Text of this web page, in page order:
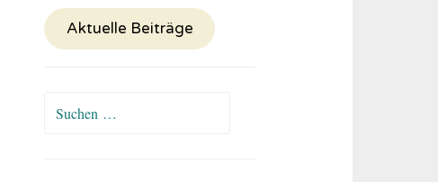
Aktuelle Beiträge
Suchen